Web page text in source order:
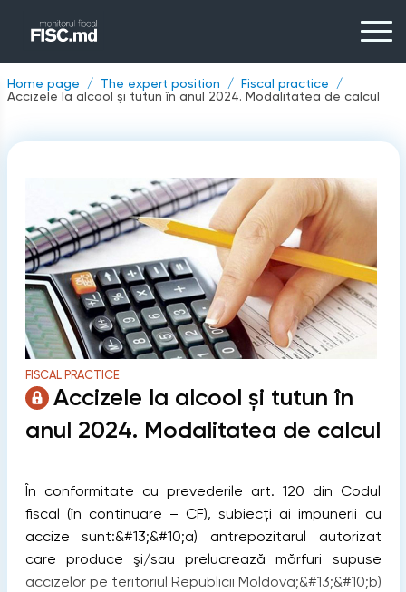
Home page The expert position
Fiscal practice
Accizele la alcool și tutun în anul 2024. Modalitatea de calcul
FISCAL PRACTICE
Accizele la alcool și tutun în
anul 2024. Modalitatea de calcul
În conformitate cu prevederile art. 120 din Codul
fiscal (în continuare – CF), subiecţi ai impunerii cu
accize sunt:&#13;&#10;a) antrepozitarul autorizat
care produce şi/sau prelucrează mărfuri supuse
accizelor pe teritoriul Republicii Moldova;&#13;&#10;b)